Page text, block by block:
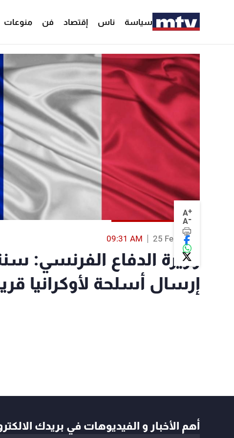
سياسة ناس إقتصاد فن منوعات
A+
A-
25 Feb 2022
09:31 AM
وزيرة الدفاع الفرنسي:
إرسال أسلحة لأوكرانيا
أهم الأخبار و الفيديوهات في بريدك